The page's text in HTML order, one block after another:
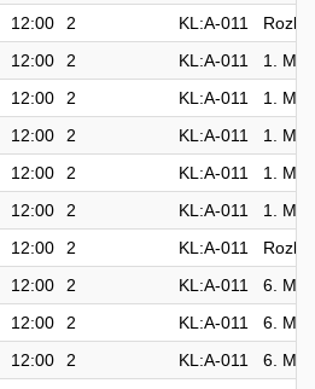
12:00 2 KL:A-011
12:00 2 KL:A-011
1.
12:00 2 KL:A-011
1.
12:00 2 KL:A-011
1.
12:00 2 KL:A-011
1.
12:00 2 KL:A-011
1.
12:00 2 KL:A-011
12:00 2 KL:A-011
6.
12:00 2 KL:A-011
6.
12:00 2 KL:A-011
6.